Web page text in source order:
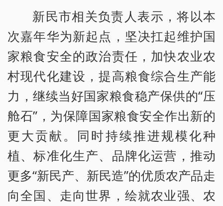
新民市相关负责人表示，将以本
次嘉年华为新起点，坚决扛起维护国
家粮食安全的政治责任，加快农业农
村现代化建设，提高粮食综合生产能
力，继续当好国家粮食稳产保供的“压
舱石”，为保障国家粮食安全作出新的
更大贡献。同时持续推进规模化种
植、标准化生产、品牌化运营，推动
更多“新民产、新民造”的优质农产品走
向全国、走向世界，绘就农业强、农